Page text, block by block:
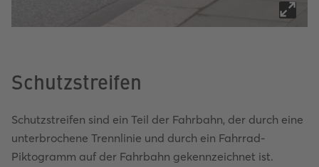
Schutzstreifen
Schutzstreifen sind ein Teil der Fahrbahn, der durch eine
unterbrochene Trennlinie und durch ein Fahrrad-
Piktogramm auf der Fahrbahn gekennzeichnet ist.